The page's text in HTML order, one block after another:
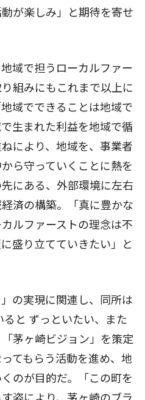
が楽しみ」と期待を寄せ
域で担うローカルファー
組みにもこれまで以上に
域でできることは地域で
生まれた利益を地域で循
により、地域を、事業者
ら守っていくことに熱を
にある、外部環境に左右
済の構築。「真に豊かな
ルファーストの理念は不
盛り立てていきたい」と
の実現に関連し、同所は
ると ずっといたい、また
茅ヶ崎ビジョン」を策定
てもらう活動を進め、地
のが目的だ。「この町を